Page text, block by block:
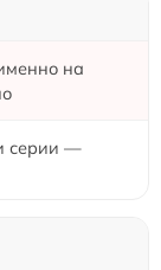
на
серии —